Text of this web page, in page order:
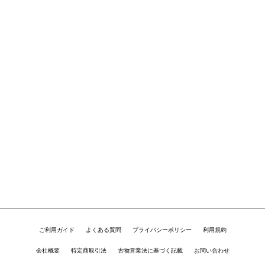
ご利用ガイド よくある質問 プライバシーポリシー 利用規約
会社概要 特定商取引法 古物営業法に基づく記載 お問い合わせ